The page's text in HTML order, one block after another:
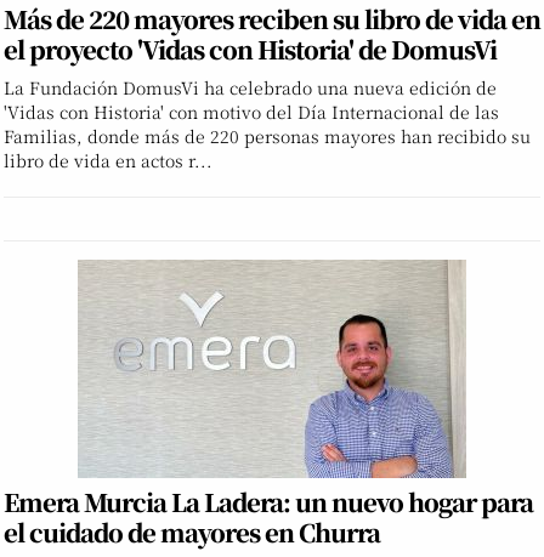
Más de 220 mayores reciben su libro de vida en
el proyecto 'Vidas con Historia' de DomusVi
La Fundación DomusVi ha celebrado una nueva edición de
'Vidas con Historia' con motivo del Día Internacional de las
Familias, donde más de 220 personas mayores han recibido su
libro de vida en actos r...
Emera Murcia La Ladera: un nuevo hogar para
el cuidado de mayores en Churra